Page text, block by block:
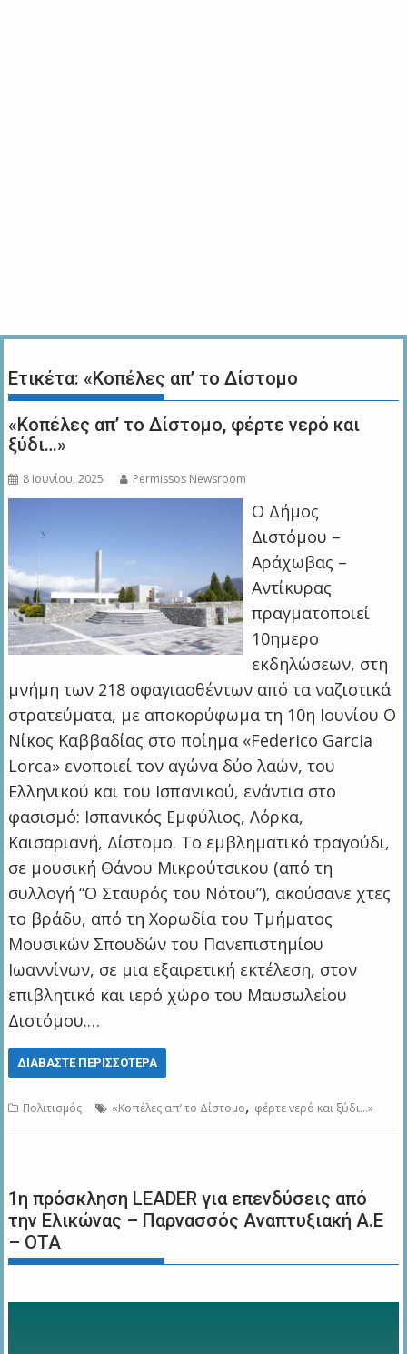
Ετικέτα: «Κοπέλες απ’ το Δίστομο
«Κοπέλες απ’ το Δίστομο, φέρτε νερό και
ξύδι…»
8 Ιουνίου, 2025 Permissos Newsroom
Ο Δήμος
Διστόμου –
Αράχωβας –
Αντίκυρας
πραγματοποιεί
10ημερο
εκδηλώσεων, στη
μνήμη των 218 σφαγιασθέντων από τα ναζιστικά
στρατεύματα, με αποκορύφωμα τη 10η Ιουνίου Ο
Νίκος Καββαδίας στο ποίημα «Federico Garcia
Lorca» ενοποιεί τον αγώνα δύο λαών, του
Ελληνικού και του Ισπανικού, ενάντια στο
φασισμό: Ισπανικός Εμφύλιος, Λόρκα,
Καισαριανή, Δίστομο. Το εμβληματικό τραγούδι,
σε μουσική Θάνου Μικρούτσικου (από τη
συλλογή “Ο Σταυρός του Νότου”), ακούσανε χτες
το βράδυ, από τη Χορωδία του Τμήματος
Μουσικών Σπουδών του Πανεπιστημίου
Ιωαννίνων, σε μια εξαιρετική εκτέλεση, στον
επιβλητικό και ιερό χώρο του Μαυσωλείου
Διστόμου.…
ΔΙΑΒΆΣΤΕ ΠΕΡΙΣΣΌΤΕΡΑ
Πολιτισμός «Κοπέλες απ’ το Δίστομο, φέρτε νερό και ξύδι…»
1η πρόσκληση LEADER για επενδύσεις από
την Ελικώνας – Παρνασσός Αναπτυξιακή Α.Ε
– ΟΤΑ